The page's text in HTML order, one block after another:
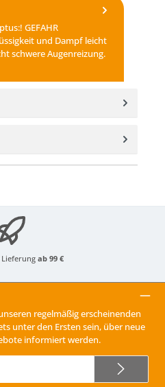
GEFAHR
und Dampf leicht
schwere Augenreizung.
Lieferung ab 99 €
regelmäßig erscheinenden
unter den Ersten sein, über neue
informiert werden.